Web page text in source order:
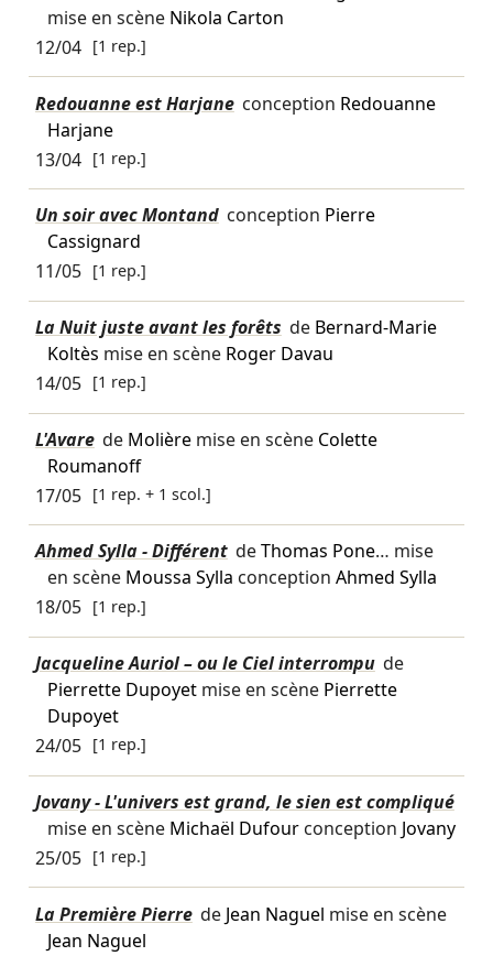
mise en scène Nikola Carton
12/04 [1 rep.]
Redouanne est Harjane conception Redouanne
Harjane
13/04 [1 rep.]
Un soir avec Montand conception Pierre
Cassignard
11/05 [1 rep.]
La Nuit juste avant les forêts de Bernard-Marie
Koltès mise en scène Roger Davau
14/05 [1 rep.]
L'Avare de Molièremise en scène Colette
Roumanoff
17/05 [1 rep. + 1 scol.]
Ahmed Sylla - Différent deThomas Pone… mise
en scène Moussa Sylla conception Ahmed Sylla
18/05 [1 rep.]
Jacqueline Auriol – ou le Ciel interrompu de
Pierrette Dupoyetmise en scène Pierrette
Dupoyet
24/05 [1 rep.]
Jovany - L'univers est grand, le sien est compliqué
mise en scène Michaël Dufourconception Jovany
25/05 [1 rep.]
La Première Pierre de Jean Naguel mise en scène
Jean Naguel